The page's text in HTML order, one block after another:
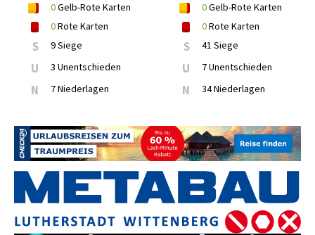
0Gelb-Rote Karten
0Rote Karten
S 9 Siege
U 3 Unentschieden
N 7 Niederlagen
0Gelb-Rote Karten
0Rote Karten
S 41 Siege
U 7 Unentschieden
N 34 Niederlagen